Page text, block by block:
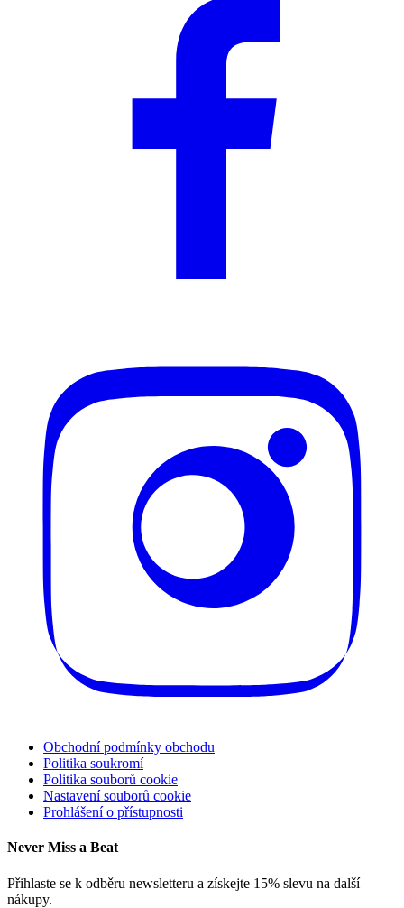
Obchodní podmínky obchodu
Politika soukromí
Politika souborů cookie
Nastavení souborů cookie
Prohlášení o přístupnosti
Never Miss a Beat
Přihlaste se k odběru newsletteru a získejte 15% slevu na další
nákupy.